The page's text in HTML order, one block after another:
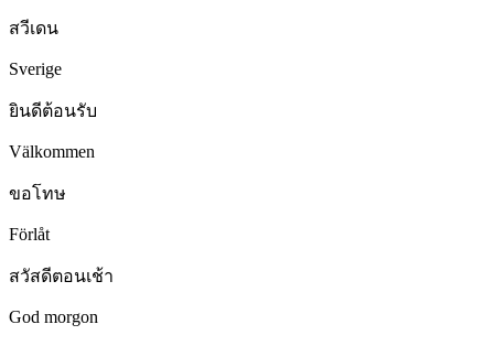
สวีเดน
Sverige
ยินดีต้อนรับ
Välkommen
ขอโทษ
Förlåt
สวัสดีตอนเช้า
God morgon